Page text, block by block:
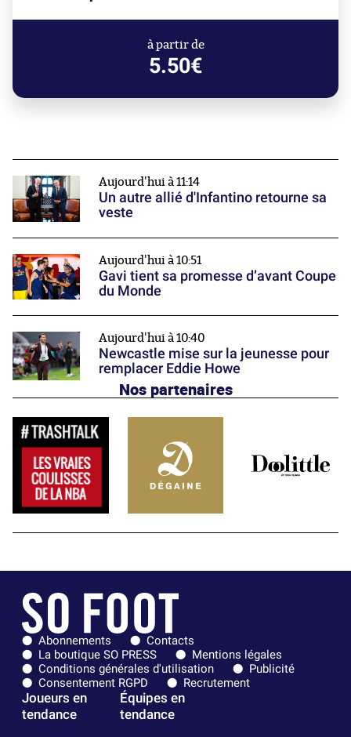
à partir de
5.50€
Aujourd'hui à 11:14
Un autre allié d'Infantino retourne sa
veste
Aujourd'hui à 10:51
Gavi tient sa promesse d’avant Coupe
du Monde
Aujourd'hui à 10:40
Newcastle mise sur la jeunesse pour
remplacer Eddie Howe
Nos partenaires
Abonnements
Contacts
La boutique SO PRESS
Mentions légales
Conditions générales d'utilisation
Publicité
Consentement RGPD
Recrutement
Joueurs en
tendance
Équipes en
tendance